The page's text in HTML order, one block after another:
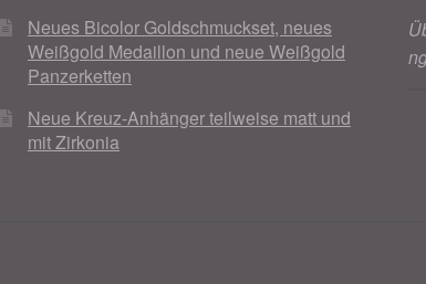
Neues Bicolor Goldschmuckset, neues
Weißgold Medaillon und neue Weißgold
Panzerketten
Neue Kreuz-Anhänger teilweise matt und
mit Zirkonia